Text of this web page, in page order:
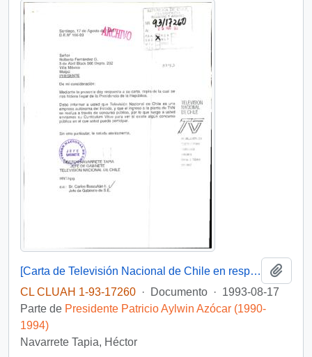
[Carta de Televisión Nacional de Chile en respuesta a Nolberto Fernández]
CL CLUAH 1-93-17260 · Documento · 1993-08-17
Parte de Presidente Patricio Aylwin Azócar (1990-
1994)
Navarrete Tapia, Héctor